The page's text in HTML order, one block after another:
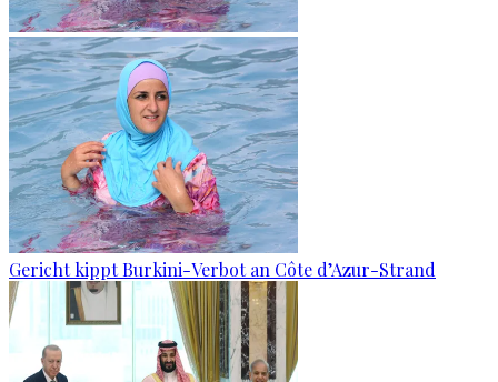
Gericht kippt Burkini-Verbot an Côte d’Azur-Strand